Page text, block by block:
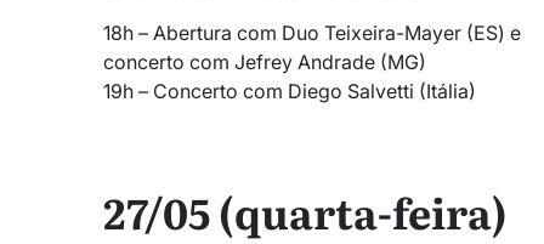
18h – Abertura com Duo Teixeira-Mayer (ES) e
concerto com Jefrey Andrade (MG)
19h – Concerto com Diego Salvetti (Itália)
27/05 (quarta-feira)